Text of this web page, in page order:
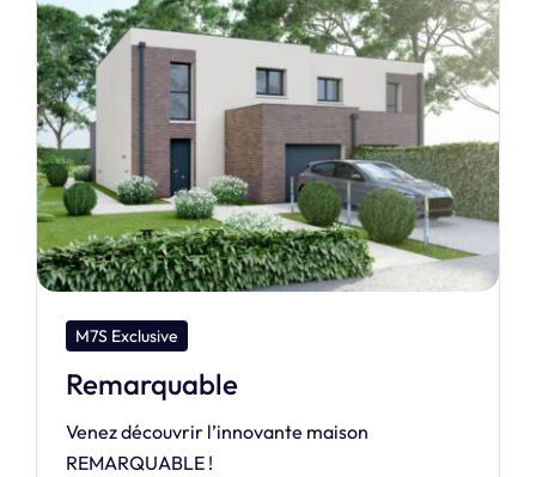
M7S Exclusive
Initiale
Style contemporain pour cette maison familiale
composée de trois chambres à l'étage.